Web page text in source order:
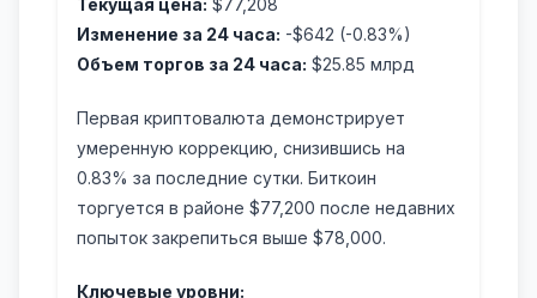
Текущая цена: $77,208
Изменение за 24 часа: -$642 (-0.83%)
Объем торгов за 24 часа: $25.85 млрд
Первая криптовалюта демонстрирует
умеренную коррекцию, снизившись на
0.83% за последние сутки. Биткоин
торгуется в районе $77,200 после недавних
попыток закрепиться выше $78,000.
Ключевые уровни: